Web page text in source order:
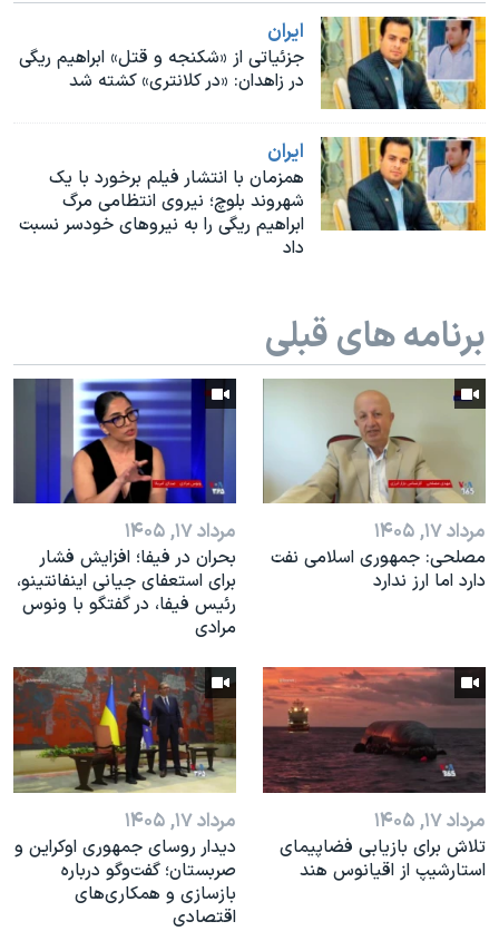
نرگس محمدی برنده جایزه نوبل صلح
همایش محافظه‌کاران آمریکا «سی‌پک»
سفر پرزیدنت ترامپ به چین
ايران
جزئیاتی از «شکنجه و قتل» ابراهیم ریگی
در زاهدان: «در کلانتری» کشته شد
ايران
همزمان با انتشار فیلم برخورد با یک
شهروند بلوچ؛ نیروی انتظامی مرگ
ابراهیم ریگی را به نیروهای خودسر نسبت
داد
برنامه های قبلی
مرداد ۱۷, ۱۴۰۵
مصلحی: جمهوری اسلامی نفت
دارد اما ارز ندارد
مرداد ۱۷, ۱۴۰۵
بحران در فیفا؛ افزایش فشار
برای استعفای جیانی اینفانتینو،
رئیس فیفا، در گفتگو با ونوس
مرادی
مرداد ۱۷, ۱۴۰۵
تلاش برای بازیابی فضاپیمای
استارشیپ از اقیانوس هند
مرداد ۱۷, ۱۴۰۵
دیدار روسای جمهوری اوکراین و
صربستان؛ گفت‌وگو درباره
بازسازی و همکاری‌های
اقتصادی